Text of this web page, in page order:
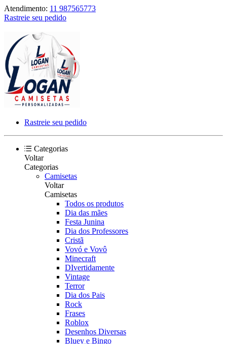
Atendimento: 11 987565773
Rastreie seu pedido
Rastreie seu pedido
Categorias
Voltar
Categorias
Camisetas
Voltar
Camisetas
Todos os produtos
Dia das mães
Festa Junina
Dia dos Professores
Cristã
Vovó e Vovô
Minecraft
DIvertidamente
Vintage
Terror
Dia dos Pais
Rock
Frases
Roblox
Desenhos Diversas
Bluey e Bingo